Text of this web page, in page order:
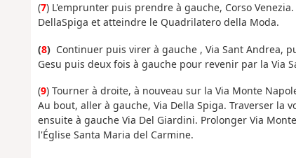
(7) L'emprunter puis prendre à gauche, Corso
DellaSpiga et atteindre le Quadrilatero della Moda.
(8) Continuer puis virer à gauche , Via Sant Andrea,
Gesu puis deux fois à gauche pour revenir par la Via
(9) Tourner à droite, à nouveau sur la Via Monte
Au bout, aller à gauche, Via Della Spiga. Traverser la
ensuite à gauche Via Del Giardini. Prolonger Via
l'Église Santa Maria del Carmine.